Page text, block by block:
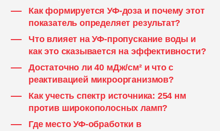
Как формируется УФ-доза и почему этот
показатель определяет результат?
Что влияет на УФ-пропускание воды и
как это сказывается на эффективности?
Достаточно ли 40 мДж/см² и что с
реактивацией микроорганизмов?
Как учесть спектр источника: 254 нм
против широкополосных ламп?
Где место УФ-обработки в